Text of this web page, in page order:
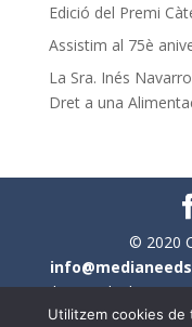
Edició del Premi
Assistim al 75è
La Sra. Inés
Dret a una
© 2020
| Tots els drets
Utilitzem cookies